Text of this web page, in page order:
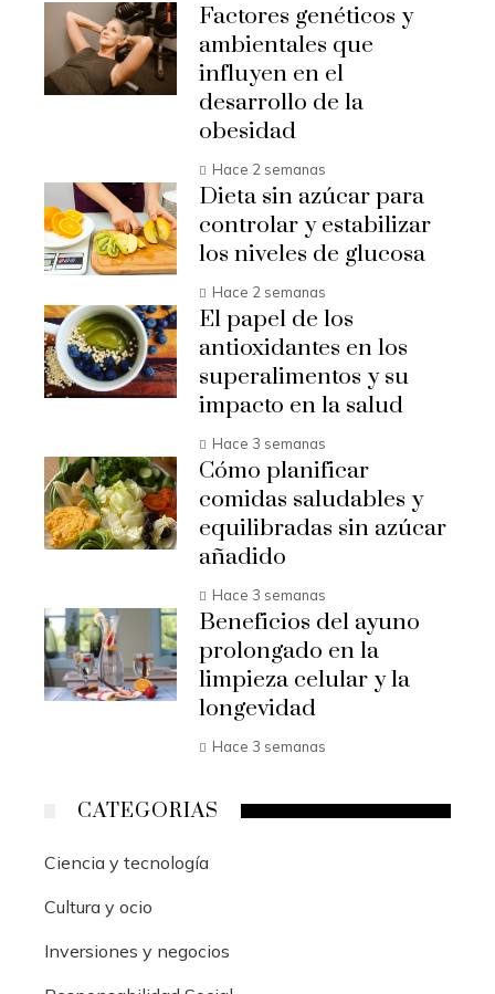
Factores genéticos y
ambientales que
influyen en el
desarrollo de la
obesidad
Hace 2 semanas
Dieta sin azúcar para
controlar y estabilizar
los niveles de glucosa
Hace 2 semanas
El papel de los
antioxidantes en los
superalimentos y su
impacto en la salud
Hace 3 semanas
Cómo planificar
comidas saludables y
equilibradas sin azúcar
añadido
Hace 3 semanas
Beneficios del ayuno
prolongado en la
limpieza celular y la
longevidad
Hace 3 semanas
CATEGORIAS
Ciencia y tecnología
Cultura y ocio
Inversiones y negocios